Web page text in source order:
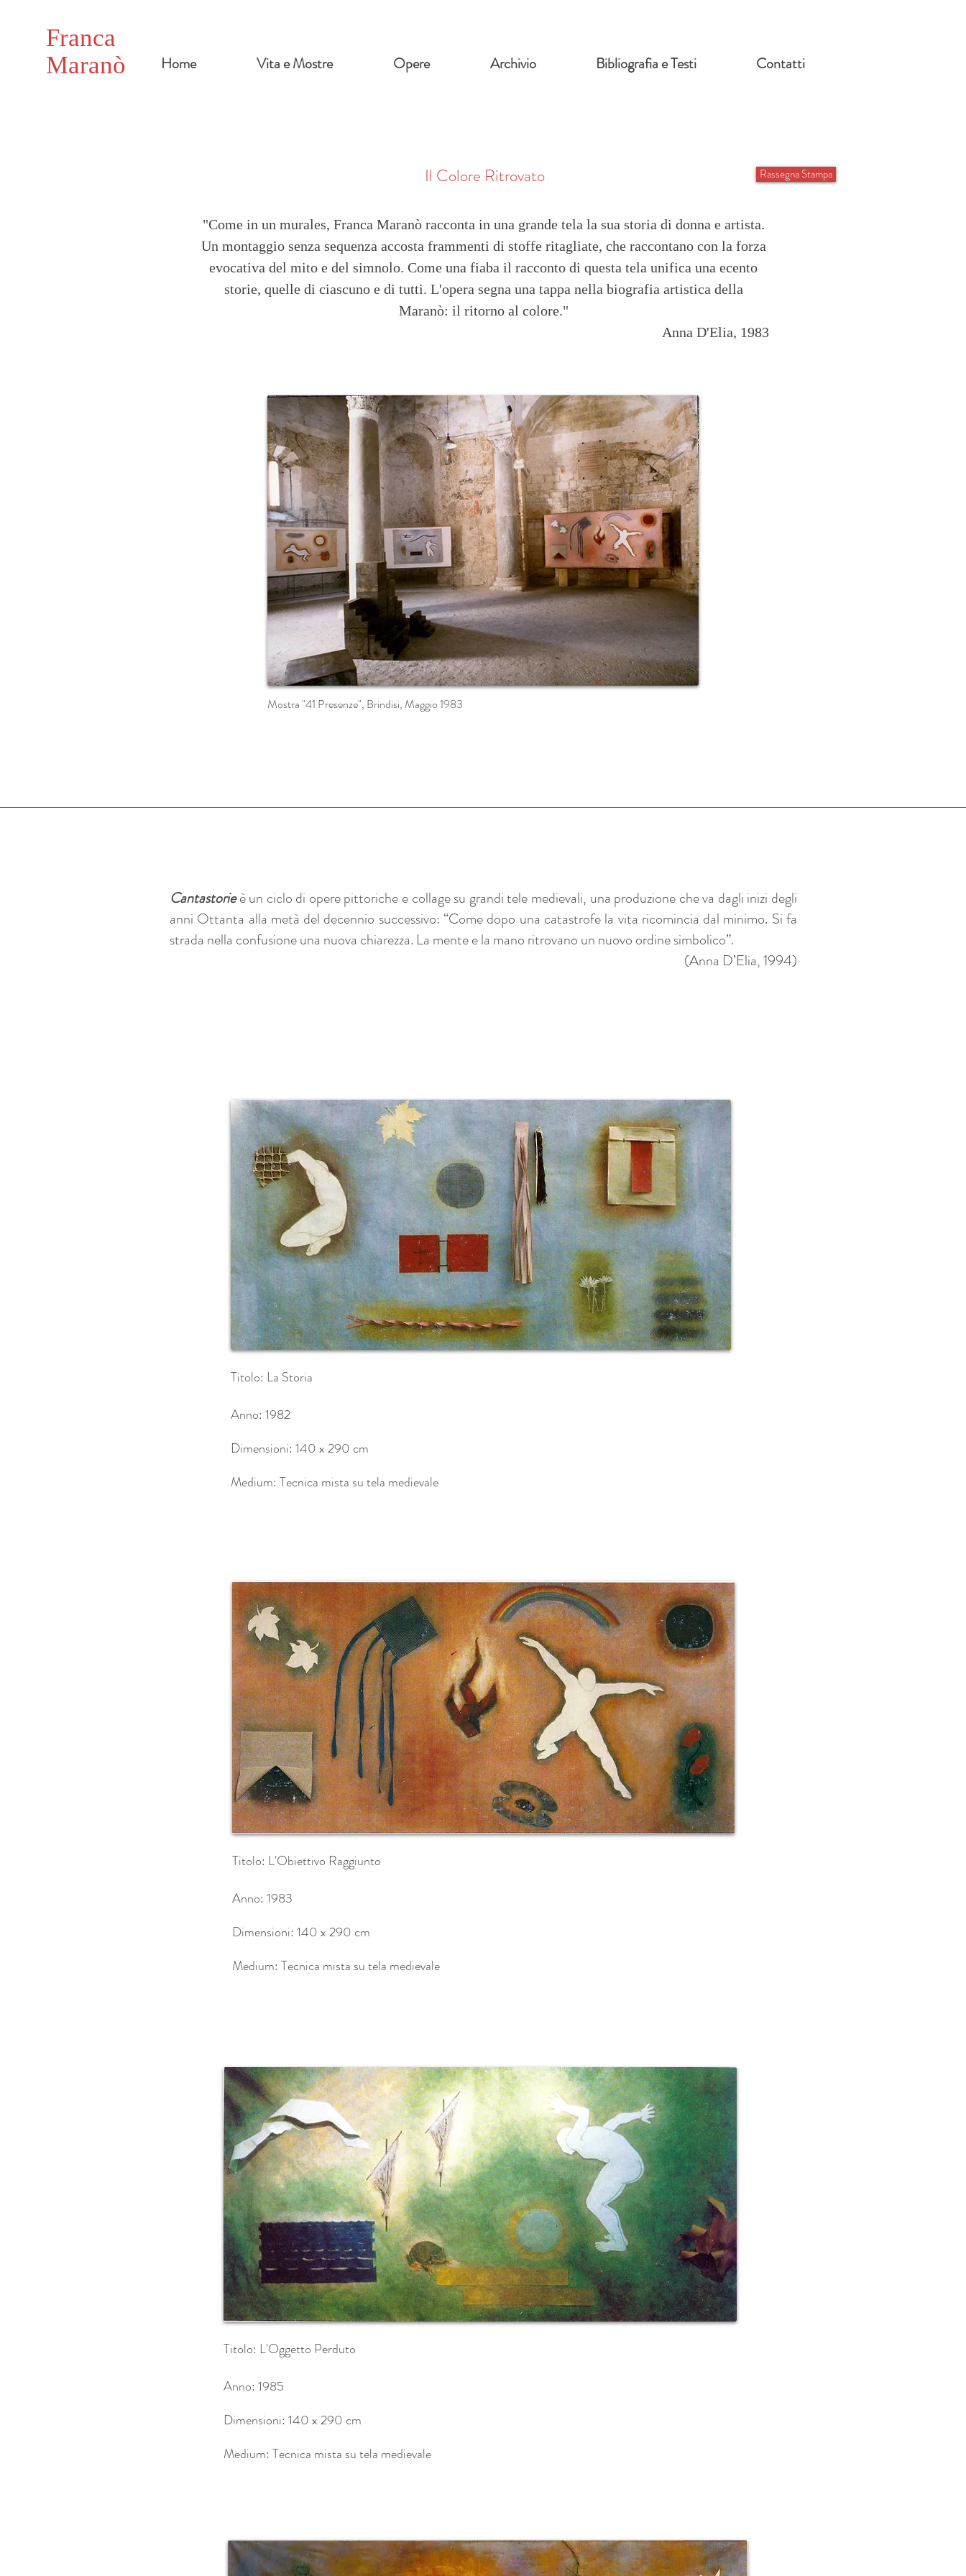
Franca
Maranò
Home Vita e Mostre Opere Archivio Bibliografia e Testi Contatti
Il Colore Ritrovato Rassegna Stampa
"Come in un murales, Franca Maranò racconta in una grande tela la sua storia di donna e artista.
Un montaggio senza sequenza accosta frammenti di stoffe ritagliate, che raccontano con la forza
evocativa del mito e del simnolo. Come una fiaba il racconto di questa tela unifica una ecento
storie, quelle di ciascuno e di tutti. L'opera segna una tappa nella biografia artistica della
Maranò: il ritorno al colore."
Anna D'Elia, 1983
Mostra "41 Presenze", Brindisi, Maggio 1983
Cantastorieè un ciclo di opere pittoriche e collage su grandi tele medievali, una produzione che va dagli inizi degli
anni Ottanta alla metà del decennio successivo: “Come dopo una catastrofe la vita ricomincia dal minimo. Si fa
strada nella confusione una nuova chiarezza. La mente e la mano ritrovano un nuovo ordine simbolico”.
(Anna D’Elia, 1994)
Titolo: La Storia
Anno: 1982
Dimensioni: 140 x 290 cm
Medium: Tecnica mista su tela medievale
Titolo: L'Obiettivo Raggiunto
Anno: 1983
Dimensioni: 140 x 290 cm
Medium: Tecnica mista su tela medievale
Titolo: L'Oggetto Perduto
Anno: 1985
Dimensioni: 140 x 290 cm
Medium: Tecnica mista su tela medievale